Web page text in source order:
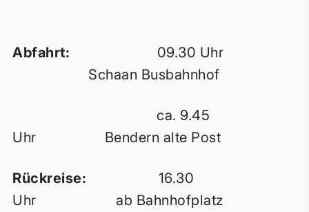
Abfahrt: 09.30 Uhr
Schaan Busbahnhof
ca. 9.45
Uhr Bendern alte Post
Rückreise: 16.30
Uhr ab Bahnhofplatz